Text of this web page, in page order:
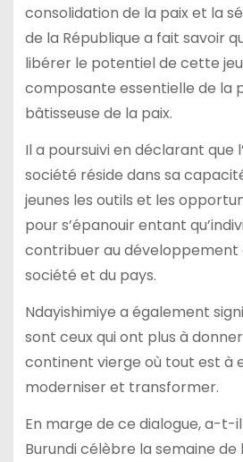
consolidation de la paix et la
de la République a fait savoir
libérer le potentiel de cette
composante essentielle de la
bâtisseuse de la paix.
Il a poursuivi en déclarant que
société réside dans sa
jeunes les outils et les
pour s’épanouir entant
contribuer au développement
société et du pays.
Ndayishimiye a également
sont ceux qui ont plus à
continent vierge où tout est à
moderniser et transformer.
En marge de ce dialogue, a-t-
Burundi célèbre la semaine de